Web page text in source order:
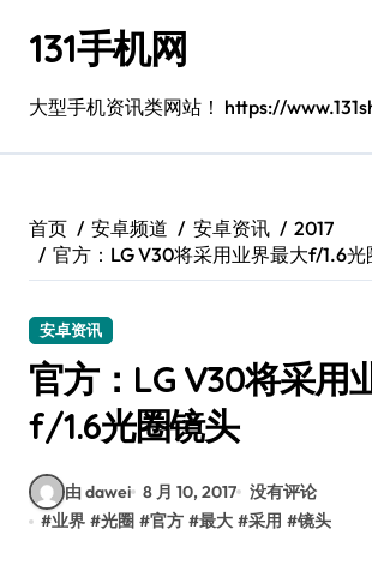
131手机网
大型手机资讯类网站！ https://
首页 安卓频道 安卓资讯
2017
官方：LG V30将采用业界最大f/1.6光
安卓资讯
官方：LG V30将采用
f/1.6光圈镜头
由 dawei 8 月 10, 2017 没有评论
#业界 #光圈 #官方 #最大 #采用 #镜头